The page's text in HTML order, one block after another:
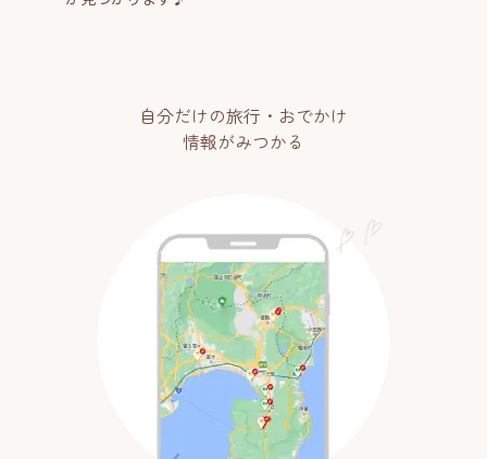
自分だけの旅行・おでかけ
情報がみつかる